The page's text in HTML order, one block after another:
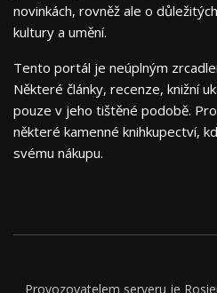
novinkách, rovněž ale o
kultury a umění.
Tento portál je neúplným
Některé články, recenze, knižní
pouze v jeho tištěné podobě.
některé kamenné knihkupectví,
svému nákupu.
Provozovatelem serveru je